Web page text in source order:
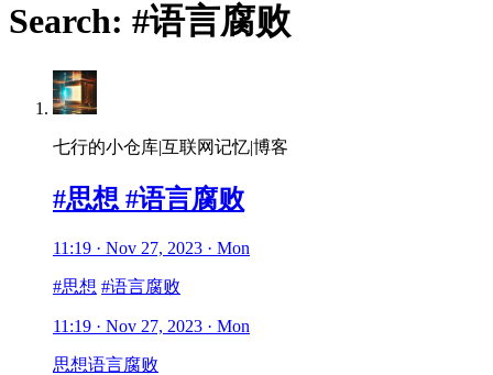
Search: #语言腐败
七行的小仓库|互联网记忆|博客
#思想 #语言腐败
11:19 · Nov 27, 2023 · Mon
#思想 #语言腐败
11:19 · Nov 27, 2023 · Mon
思想语言腐败